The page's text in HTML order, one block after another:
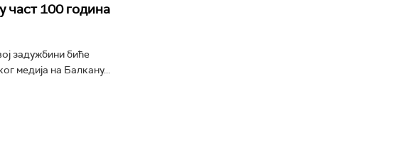
част 100 година
задужбини биће
медија на Балкану...